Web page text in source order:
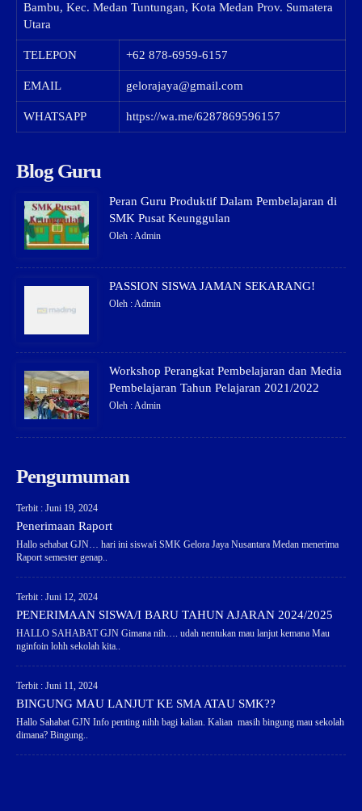
Bambu, Kec. Medan Tuntungan, Kota Medan Prov. Sumatera
Utara
TELEPON +62 878-6959-6157
EMAIL gelorajaya@gmail.com
WHATSAPP https://wa.me/6287869596157
Blog Guru
Peran Guru Produktif Dalam Pembelajaran di
SMK Pusat Keunggulan
Oleh : Admin
PASSION SISWA JAMAN SEKARANG!
Oleh : Admin
Workshop Perangkat Pembelajaran dan Media
Pembelajaran Tahun Pelajaran 2021/2022
Oleh : Admin
Pengumuman
Terbit : Juni 19, 2024
Penerimaan Raport
Hallo sehabat GJN… hari ini siswa/i SMK Gelora Jaya Nusantara Medan menerima
Raport semester genap..
Terbit : Juni 12, 2024
PENERIMAAN SISWA/I BARU TAHUN AJARAN 2024/2025
HALLO SAHABAT GJN Gimana nih…. udah nentukan mau lanjut kemana Mau
nginfoin lohh sekolah kita..
Terbit : Juni 11, 2024
BINGUNG MAU LANJUT KE SMA ATAU SMK??
Hallo Sahabat GJN Info penting nihh bagi kalian. Kalian masih bingung mau sekolah
dimana? Bingung..